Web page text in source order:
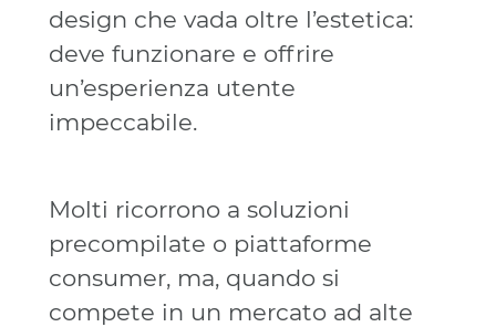
design che vada oltre l’estetica:
deve funzionare e offrire
un’esperienza utente
impeccabile.
Molti ricorrono a soluzioni
precompilate o piattaforme
consumer, ma, quando si
compete in un mercato ad alte